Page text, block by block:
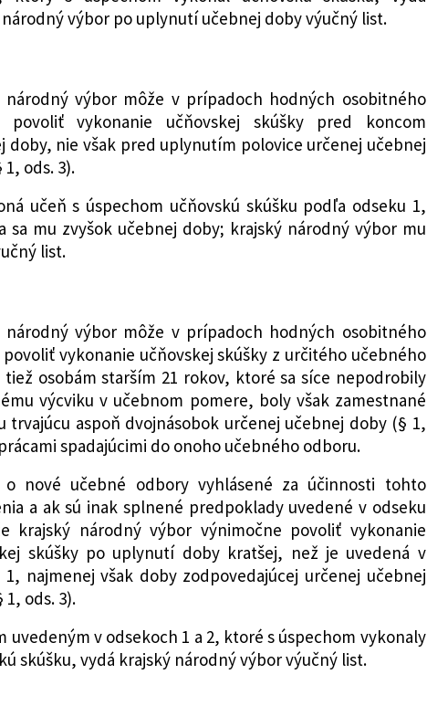
výbor po uplynutí učebnej doby výučný list.
národný výbor môže v prípadoch hodných osobitného
povoliť vykonanie učňovskej skúšky pred koncom
doby, nie však pred uplynutím polovice určenej učebnej
ods. 3).
učeň s úspechom učňovskú skúšku podľa odseku 1,
sa mu zvyšok učebnej doby; krajský národný výbor mu
list.
národný výbor môže v prípadoch hodných osobitného
vykonanie učňovskej skúšky z určitého učebného
tiež osobám starším 21 rokov, ktoré sa síce nepodrobily
výcviku v učebnom pomere, boly však zamestnané
trvajúcu aspoň dvojnásobok určenej učebnej doby (§ 1,
spadajúcimi do onoho učebného odboru.
nové učebné odbory vyhlásené za účinnosti tohto
a ak sú inak splnené predpoklady uvedené v odseku
krajský národný výbor výnimočne povoliť vykonanie
skúšky po uplynutí doby kratšej, než je uvedená v
1, najmenej však doby zodpovedajúcej určenej učebnej
1, ods. 3).
uvedeným v odsekoch 1 a 2, ktoré s úspechom vykonaly
skúšku, vydá krajský národný výbor výučný list.